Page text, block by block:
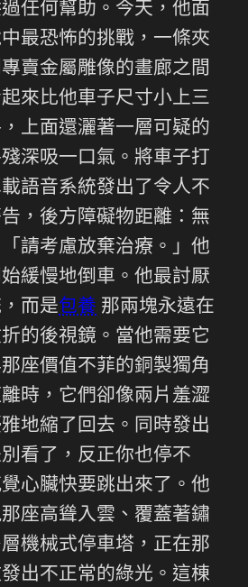
任何幫助。今天，他面
最恐怖的挑戰，一條夾
賣金屬雕像的畫廊之間
來比他車子尺寸小上三
上面還灑著一層可疑的
深吸一口氣。將車子打
語音系統發出了令人不
，後方障礙物距離：無
請考慮放棄治療。」他
緩慢地倒車。他最討厭
而是包養 那兩塊永遠在
的後視鏡。當他需要它
座價值不菲的銅製獨角
時，它們卻像兩片羞澀
地縮了回去。同時發出
看了，反正你也停不
心臟快要跳出來了。他
座高聳入雲、覆蓋著鏽
機械式停車塔，正在那
出不正常的綠光。這棟